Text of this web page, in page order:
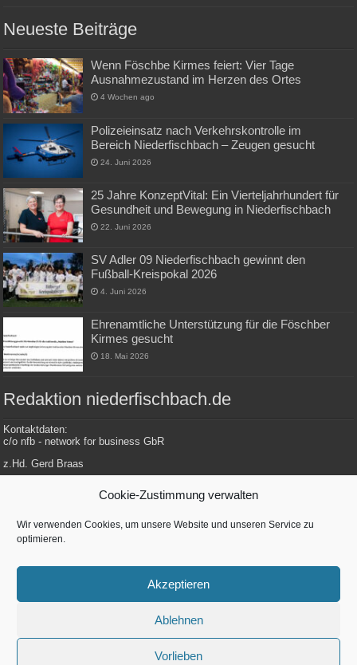
Cookie-Zustimmung verwalten
Wir verwenden Cookies, um unsere Website und unseren Service zu
optimieren.
Akzeptieren
Ablehnen
Vorlieben
Neueste Beiträge
Wenn Föschbe Kirmes feiert: Vier Tage
Ausnahmezustand im Herzen des Ortes
4 Wochen ago
Polizeieinsatz nach Verkehrskontrolle im
Bereich Niederfischbach – Zeugen gesucht
24. Juni 2026
25 Jahre KonzeptVital: Ein Vierteljahrhundert für
Gesundheit und Bewegung in Niederfischbach
22. Juni 2026
SV Adler 09 Niederfischbach gewinnt den
Fußball-Kreispokal 2026
4. Juni 2026
Ehrenamtliche Unterstützung für die Föschber
Kirmes gesucht
18. Mai 2026
Redaktion niederfischbach.de
Kontaktdaten:
c/o nfb - network for business GbR
z.Hd. Gerd Braas
Tel.: 0 27 34 / 479 112
E-Mail: redaktion@niederfischbach.info
nfb - network for business GbR
57572 Niederfischbach